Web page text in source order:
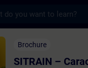
y
Brochure
SITRAIN –